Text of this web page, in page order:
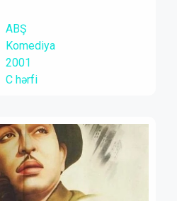
ABŞ
Komediya
2001
C hərfi